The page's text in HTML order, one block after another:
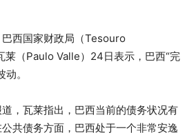
西国家财政局（Tesouro
莱（Paulo Valle）24日表示，巴西“完
。
，瓦莱指出，巴西当前的债务状况有
共债务方面，巴西处于一个非常安逸